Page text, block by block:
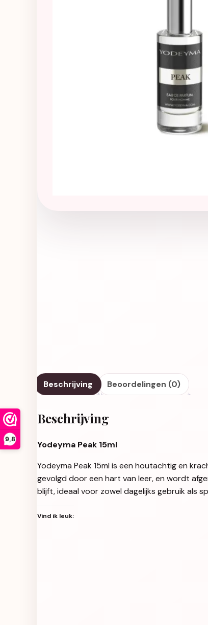
9,8
Beschrijving Beoordelingen (0)
Beschrijving
Yodeyma Peak 15ml
Yodeyma Peak 15ml is een houtachtig en
gevolgd door een hart van leer, en wordt
blijft, ideaal voor zowel dagelijks gebruik als
Vind ik leuk: